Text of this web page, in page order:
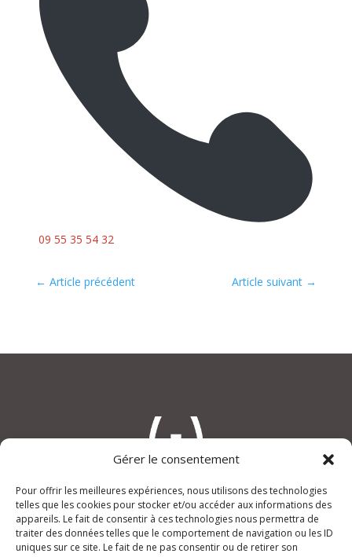
Gérer le consentement
Pour offrir les meilleures expériences, nous utilisons des technologies
telles que les cookies pour stocker et/ou accéder aux informations des
appareils. Le fait de consentir à ces technologies nous permettra de
traiter des données telles que le comportement de navigation ou les ID
uniques sur ce site. Le fait de ne pas consentir ou de retirer son
09 55 35 54 32
← Article précédent Article suivant →
An(i)mage
“Le Verdi”, rue Joseph Lafond